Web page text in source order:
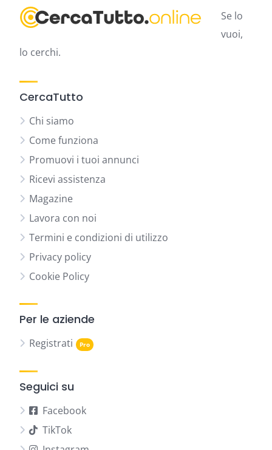
Se lo
vuoi,
lo cerchi.
CercaTutto
Chi siamo
Come funziona
Promuovi i tuoi annunci
Ricevi assistenza
Magazine
Lavora con noi
Termini e condizioni di utilizzo
Privacy policy
Cookie Policy
Per le aziende
Registrati
Seguici su
Facebook
TikTok